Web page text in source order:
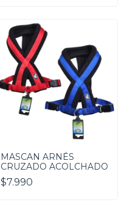
MASCAN ARNÉS
CRUZADO ACOLCHADO
$7.990